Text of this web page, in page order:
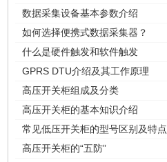
数据采集设备基本参数介绍
如何选择便携式数据采集器？
什么是硬件触发和软件触发
GPRS DTU介绍及其工作原理
高压开关柜组成及分类
高压开关柜的基本知识介绍
常见低压开关柜的型号区别及特点
高压开关柜的“五防”